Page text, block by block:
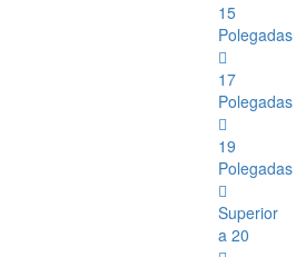
15
Polegadas
17
Polegadas
19
Polegadas
Superior
a 20